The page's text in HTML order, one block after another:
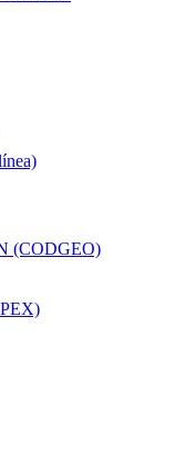
(CODGEO)